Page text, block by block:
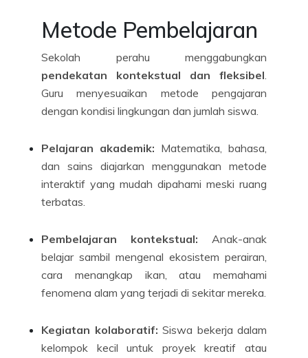
Metode Pembelajaran
Sekolah perahu menggabungkan
pendekatan kontekstual dan fleksibel.
Guru menyesuaikan metode pengajaran
dengan kondisi lingkungan dan jumlah siswa.
Pelajaran akademik: Matematika, bahasa,
dan sains diajarkan menggunakan metode
interaktif yang mudah dipahami meski ruang
terbatas.
Pembelajaran kontekstual: Anak-anak
belajar sambil mengenal ekosistem perairan,
cara menangkap ikan, atau memahami
fenomena alam yang terjadi di sekitar mereka.
Kegiatan kolaboratif: Siswa bekerja dalam
kelompok kecil untuk proyek kreatif atau